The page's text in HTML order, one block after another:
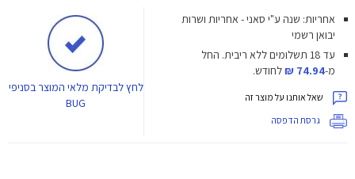
אחריות: שנה ע"י סאני - אחריות ושרות
יבואן רשמי
עד 18 תשלומים ללא ריבית.
החל
מ-74.94 ₪ לחודש.
שאל אותנו על מוצר זה
גרסת הדפסה
לחץלבדיקת מלאי המוצר בסניפי
BUG